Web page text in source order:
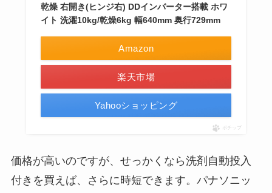
乾燥 右開き(ヒンジ右) DDインバーター搭載 ホワ
イト 洗濯10kg/乾燥6kg 幅640mm 奥行729mm
Amazon
楽天市場
Yahooショッピング
ポチップ
価格が高いのですが、せっかくなら洗剤自動投入
付きを買えば、さらに時短できます。パナソニッ